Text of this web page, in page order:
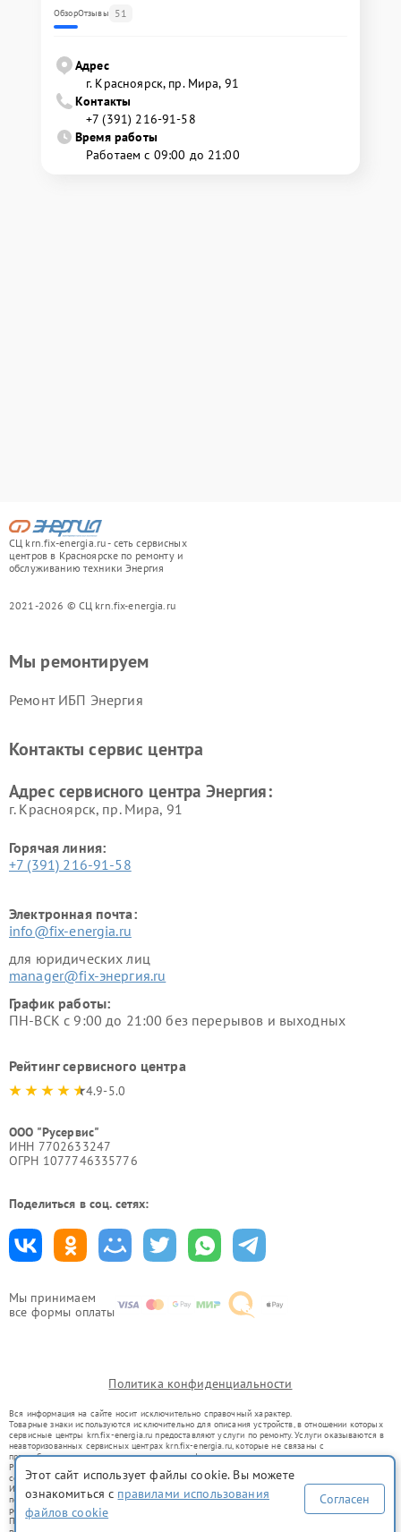
ОбзорОтзывы 51
Адрес
г. Красноярск, ​пр. Мира, 91
Контакты
+7 (391) 216-91-58
Время работы
Работаем с 09:00 до 21:00
СЦ krn.fix-energia.ru - сеть сервисных
центров в Красноярске по ремонту и
обслуживанию техники Энергия
2021-2026 © СЦ krn.fix-energia.ru
Мы принимаем
все формы оплаты
Мы ремонтируем
Ремонт ИБП Энергия
Контакты сервис центра
Адрес сервисного центра Энергия:
г. Красноярск, ​пр. Мира, 91
Горячая линия:
+7 (391) 216-91-58
Электронная почта:
info@fix-energia.ru
для юридических лиц
manager@fix-энергия.ru
График работы:
ПН-ВСК с 9:00 до 21:00 без перерывов и выходных
Рейтинг сервисного центра
4.9-5.0
ООО "Русервис"
ИНН 7702633247
ОГРН 1077746335776
Поделиться в соц. сетях:
Политика конфиденциальности
Вся информация на сайте носит исключительно справочный характер.
Товарные знаки используются исключительно для описания устройств, в отношении которых
сервисные центры krn.fix-energia.ru предоставляют услуги по ремонту. Услуги оказываются в
неавторизованных сервисных центрах krn.fix-energia.ru, которые не связаны с
правообладателями товарных знаков или их официальными представителями.
Ремонт осуществляется для устройств, уже введенных в гражданский оборот в соответствии
со статьей 1487 ГК РФ.
Использование товарных знаков не преследует цели индивидуализации услуг или введения
потребителей в заблуждение, а служит для информирования о предоставляемых услугах по
ремонту техники указанных брендов.
Представленная на сайте информация не является публичной офертой, определяемой
Этот сайт использует файлы cookie. Вы можете
ознакомиться с правилами использования
файлов cookie
Согласен